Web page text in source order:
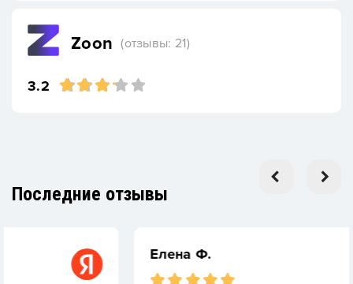
Zoon (отзывы: 21)
3.2
Последние отзывы
Елена Ф.